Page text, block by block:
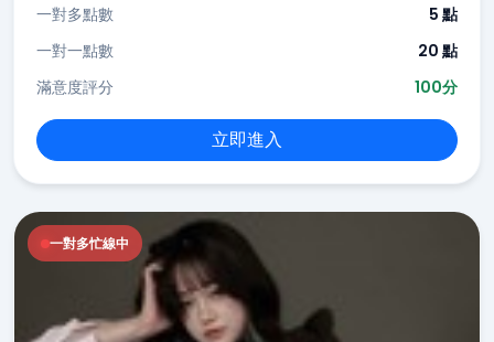
一對多點數
5 點
一對一點數
20 點
滿意度評分
100分
立即進入
一對多忙線中